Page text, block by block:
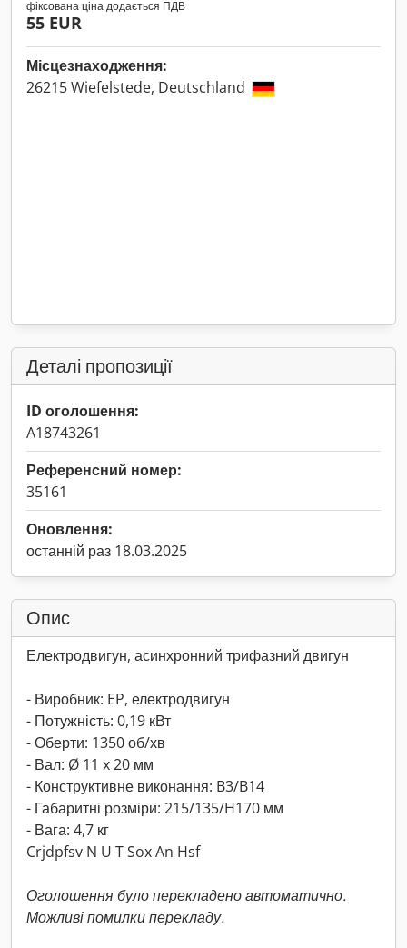
фіксована ціна додається ПДВ
55 EUR
Місцезнаходження:
26215 Wiefelstede, Deutschland
Деталі пропозиції
ID оголошення:
A18743261
Референсний номер:
35161
Оновлення:
останній раз 18.03.2025
Опис
Електродвигун, асинхронний трифазний двигун
- Виробник: EP, електродвигун
- Потужність: 0,19 кВт
- Оберти: 1350 об/хв
- Вал: Ø 11 x 20 мм
- Конструктивне виконання: B3/B14
- Габаритні розміри: 215/135/H170 мм
- Вага: 4,7 кг
Crjdpfsv N U T Sox An Hsf
Оголошення було перекладено автоматично.
Можливі помилки перекладу.